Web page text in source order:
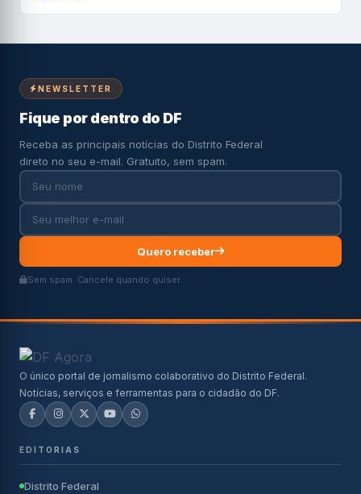
NEWSLETTER
Fique por dentro do DF
Receba as principais notícias do Distrito Federal
direto no seu e-mail. Gratuito, sem spam.
Quero receber
Sem spam. Cancele quando quiser.
O único portal de jornalismo colaborativo do Distrito Federal.
Notícias, serviços e ferramentas para o cidadão do DF.
EDITORIAS
Distrito Federal